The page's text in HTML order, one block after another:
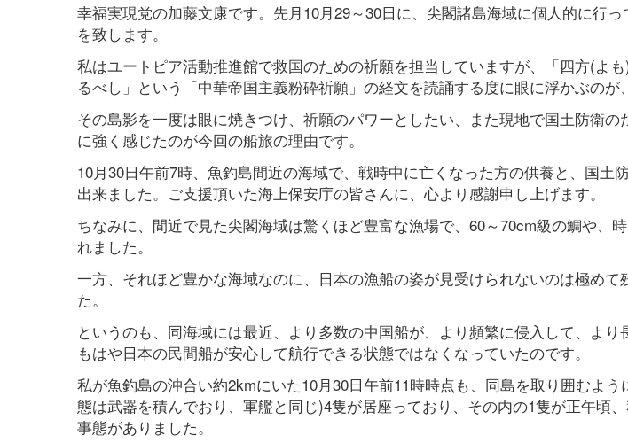
幸福実現党の加藤文康です。先月10月29～30日に、尖閣諸島海域に個人的に行
を致します。
私はユートピア活動推進館で救国のための祈願を担当していますが、「四方(よ
るべし」という「中華帝国主義粉砕祈願」の経文を読誦する度に眼に浮かぶのが
その島影を一度は眼に焼きつけ、祈願のパワーとしたい、また現地で国土防衛の
に強く感じたのが今回の船旅の理由です。
10月30日午前7時、魚釣島間近の海域で、戦時中に亡くなった方の供養と、国土
出来ました。ご支援頂いた海上保安庁の皆さんに、心より感謝申し上げます。
ちなみに、間近で見た尖閣海域は驚くほど豊富な漁場で、60～70cm級の鯛や、
れました。
一方、それほど豊かな海域なのに、日本の漁船の姿が見受けられないのは極めて
た。
というのも、同海域には最近、より多数の中国船が、より頻繁に侵入して、より
もはや日本の民間船が安心して航行できる状態ではなくなっていたのです。
私が魚釣島の沖合い約2kmにいた10月30日午前11時時点も、同島を取り囲むよ
態は武器を積んでおり、軍艦と同じ)4隻が居座っており、その内の1隻が正午頃
事態がありました。